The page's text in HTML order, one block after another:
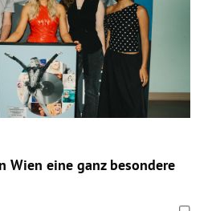
Wien eine ganz besondere